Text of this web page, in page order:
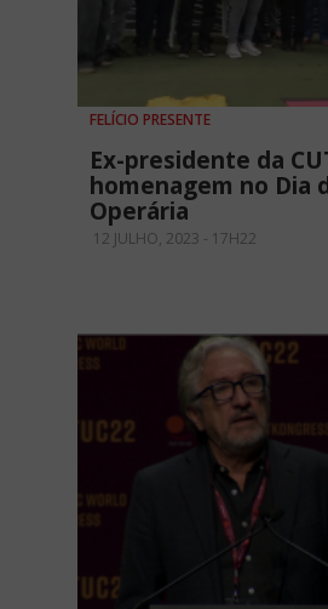
FELÍCIO PRESENTE
Ex-presidente da
homenagem no Dia
Operária
12 JULHO, 2023 - 17H22